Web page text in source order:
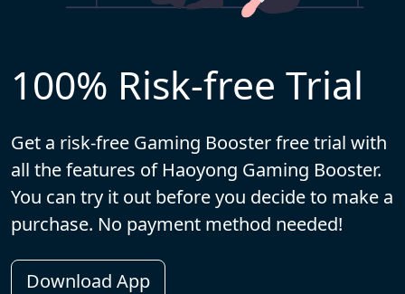
100% Risk-free Trial
Get a risk-free Gaming Booster free trial with
all the features of Haoyong Gaming Booster.
You can try it out before you decide to make a
purchase. No payment method needed!
Download App